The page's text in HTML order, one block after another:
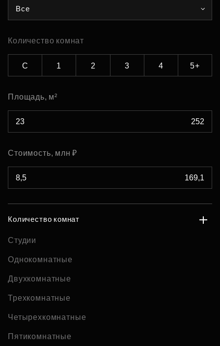
Все
Количество комнат
С 1 2 3 4 5+
Площадь, м²
Стоимость, млн ₽
Количество комнат
Студии
Однокомнатные
Двухкомнатные
Трехкомнатные
Четырехкомнатные
Пятикомнатные